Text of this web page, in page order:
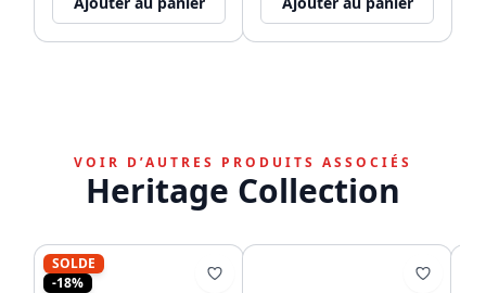
VOIR D’AUTRES PRODUITS ASSOCIÉS
Heritage Collection
SOLDE
-18%